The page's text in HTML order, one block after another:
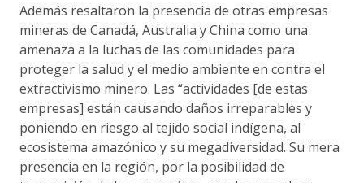
Además resaltaron la presencia de otras empresas
mineras de Canadá, Australia y China como una
amenaza a la luchas de las comunidades para
proteger la salud y el medio ambiente en contra el
extractivismo minero. Las “actividades [de estas
empresas] están causando daños irreparables y
poniendo en riesgo al tejido social indígena, al
ecosistema amazónico y su megadiversidad. Su mera
presencia en la región, por la posibilidad de